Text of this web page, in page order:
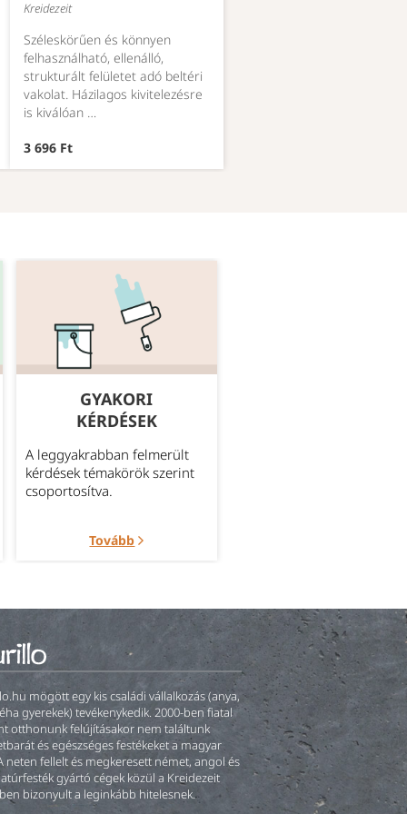
Kreidezeit
Széleskörűen és könnyen
felhasználható, ellenálló,
strukturált felületet adó beltéri
vakolat. Házilagos kivitelezésre
is kiválóan …
3 696 Ft
GYAKORI
KÉRDÉSEK
A leggyakrabban felmerült
kérdések témakörök szerint
csoportosítva.
Tovább
mögött egy kis családi vállalkozás (anya,
gyerekek) tevékenykedik. 2000-ben fiatal
otthonunk felújításakor nem találtunk
és egészséges festékeket a magyar
neten fellelt és megkeresett német, angol és
gyártó cégek közül a Kreidezeit
bizonyult a leginkább hitelesnek.